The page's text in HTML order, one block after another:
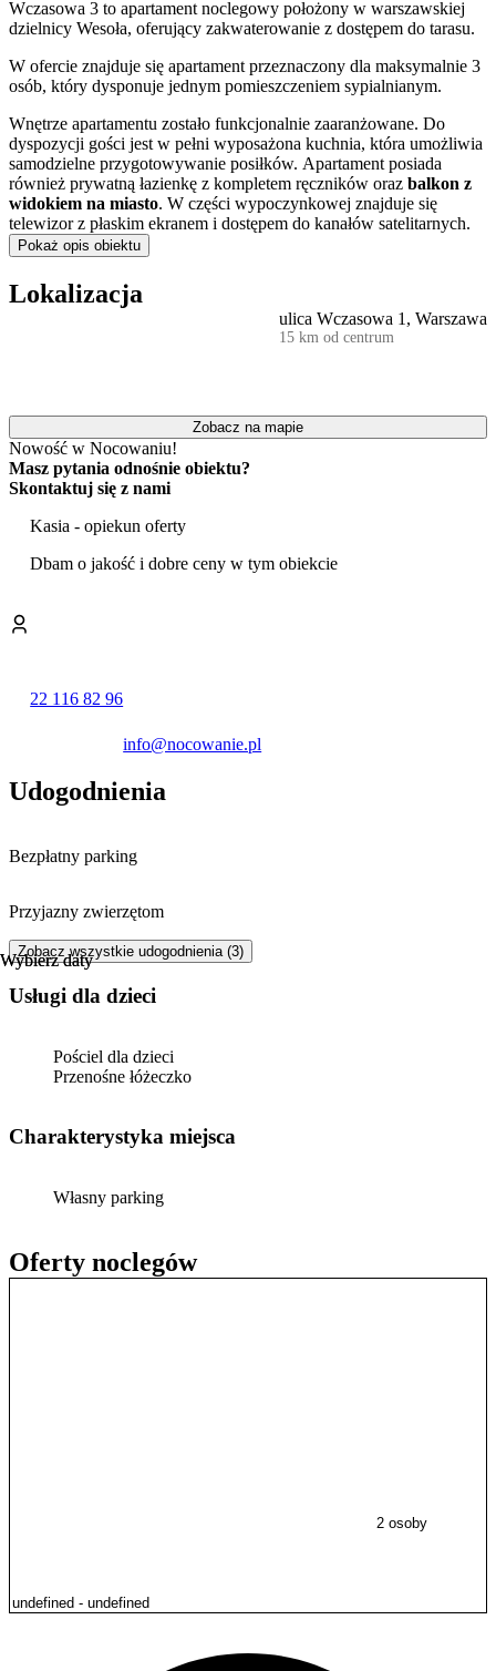
Wczasowa 3 to apartament noclegowy położony w warszawskiej
dzielnicy Wesoła, oferujący zakwaterowanie z dostępem do tarasu.
W ofercie znajduje się apartament przeznaczony dla maksymalnie 3
osób, który dysponuje jednym pomieszczeniem sypialnianym.
Wnętrze apartamentu zostało funkcjonalnie zaaranżowane. Do
dyspozycji gości jest w pełni wyposażona kuchnia, która umożliwia
samodzielne przygotowywanie posiłków. Apartament posiada
również prywatną łazienkę z kompletem ręczników oraz balkon z
widokiem na miasto. W części wypoczynkowej znajduje się
telewizor z płaskim ekranem i dostępem do kanałów satelitarnych.
Obiekt jest przygotowany na pobyt rodzin z dziećmi, dla których
bezpłatnie udostępniane jest
dziecięca. Zgodnie z polityką obiektu, możliwy jest również
trwa od godziny 15:00 do 11:00 dnia następnego, przy czym
zameldowanie możliwe jest aż do północy. Obsługa porozumiewa
się w języku polskim, angielskim i ukraińskim.
Apartament zlokalizowany jest w Wesołej, dzielnicy Warszawy
charakteryzującej się spokojnym, podmiejskim klimatem i dużą
ilością terenów zielonych. Taka lokalizacja stanowi dobrą bazę
wypadową do zwiedzania najważniejszych punktów stolicy. Wśród
nich warto wymienić ikoniczny
Pałac Kultury i Nauki
Starym Mieście. Miłośnicy spacerów docenią bliskość Łazienek
Królewskich, a fani dużych wydarzeń –
Pokaż opis obiektu
Lokalizacja
ulica Wczasowa 1, Warszawa
15 km od centrum
Zobacz na mapie
Nowość w Nocowaniu!
Masz pytania odnośnie obiektu?
Skontaktuj się z nami
Kasia - opiekun oferty
Dbam o jakość i dobre ceny w tym obiekcie
22 116 82 96
info@nocowanie.pl
Wybierz daty
Oferty noclegów
Wybierz daty
2 osoby
Udogodnienia
Bezpłatny parking
Przyjazny zwierzętom
Zobacz wszystkie udogodnienia (3)
usługi dla dzieci
Pościel dla dzieci
Przenośne łóżeczko
Charakterystyka miejsca
Własny parking